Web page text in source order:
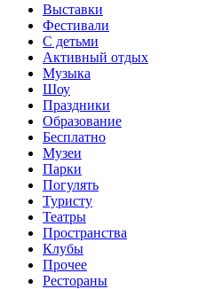
Выставки
Фестивали
С детьми
Активный отдых
Музыка
Шоу
Праздники
Образование
Бесплатно
Музеи
Парки
Погулять
Туристу
Театры
Пространства
Клубы
Прочее
Рестораны